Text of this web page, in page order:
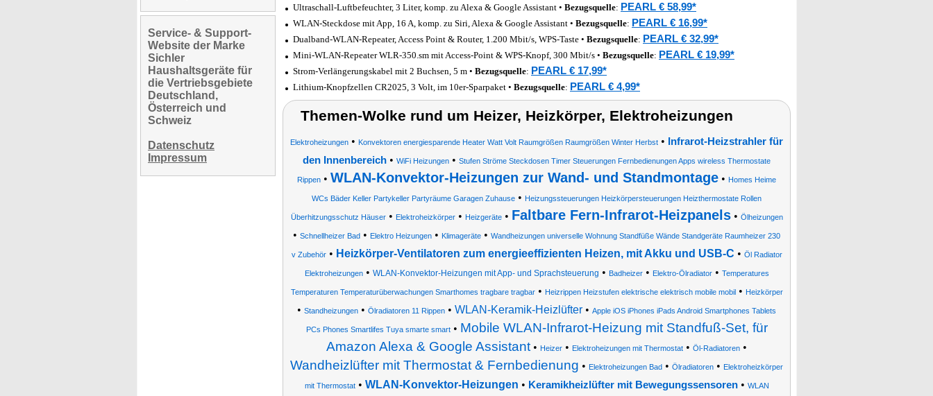
Service- & Support-
Website der Marke
Sichler
Haushaltsgeräte für
die Vertriebsgebiete
Deutschland,
Österreich und
Schweiz
Datenschutz
Impressum
Ultraschall-Luftbefeuchter, 3 Liter, komp. zu Alexa & Google Assistant • Bezugsquelle: PEARL € 58,99*
WLAN-Steckdose mit App, 16 A, komp. zu Siri, Alexa & Google Assistant • Bezugsquelle: PEARL € 16,99*
Dualband-WLAN-Repeater, Access Point & Router, 1.200 Mbit/s, WPS-Taste • Bezugsquelle: PEARL € 32,99*
Mini-WLAN-Repeater WLR-350.sm mit Access-Point & WPS-Knopf, 300 Mbit/s • Bezugsquelle: PEARL € 19,99*
Strom-Verlängerungskabel mit 2 Buchsen, 5 m • Bezugsquelle: PEARL € 17,99*
Lithium-Knopfzellen CR2025, 3 Volt, im 10er-Sparpaket • Bezugsquelle: PEARL € 4,99*
Themen-Wolke rund um Heizer, Heizkörper, Elektroheizungen
Elektroheizungen • Konvektoren energiesparende Heater Watt Volt Raumgrößen Raumgrößen Winter Herbst •
Infrarot-Heizstrahler für
den Innenbereich • WiFi Heizungen • Stufen Ströme Steckdosen Timer Steuerungen Fernbedienungen Apps wireless Thermostate
Rippen • WLAN-Konvektor-Heizungen zur Wand- und Standmontage • Homes Heime
WCs Bäder Keller Partykeller Partyräume Garagen Zuhause • Heizungssteuerungen Heizkörpersteuerungen Heizthermostate Rollen
Überhitzungsschutz Häuser• Elektroheizkörper• Heizgeräte• Faltbare Fern-Infrarot-Heizpanels• Ölheizungen
• Schnellheizer Bad • Elektro Heizungen • Klimageräte • Wandheizungen universelle Wohnung Standfüße Wände Standgeräte Raumheizer 230
v Zubehör• Heizkörper-Ventilatoren zum energieeffizienten Heizen, mit Akku und USB-C • Öl Radiator
Elektroheizungen• WLAN-Konvektor-Heizungen mit App- und Sprachsteuerung • Badheizer• Elektro-Ölradiator• Temperatures
Temperaturen Temperaturüberwachungen Smarthomes tragbare tragbar• Heizrippen Heizstufen elektrische elektrisch mobile mobil• Heizkörper
• Standheizungen • Ölradiatoren 11 Rippen • WLAN-Keramik-Heizlüfter • Apple iOS iPhones iPads Android Smartphones Tablets
PCs Phones Smartlifes Tuya smarte smart• Mobile WLAN-Infrarot-Heizung mit Standfuß-Set, für
Amazon Alexa & Google Assistant • Heizer • Elektroheizungen mit Thermostat • Öl-Radiatoren •
Wandheizlüfter mit Thermostat & Fernbedienung • Elektroheizungen Bad • Ölradiatoren • Elektroheizkörper
mit Thermostat• WLAN-Konvektor-Heizungen • Keramikheizlüfter mit Bewegungssensoren• WLAN